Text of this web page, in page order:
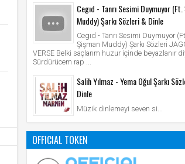
Cegıd - Tanrı Sesimi Duymuyor
Muddy) Şarkı Sözleri & Dinle
Cegıd - Tanrı Sesimi Duymuyor
Şişman Muddy) Şarkı Sözleri
VERSE Belki saçlarım huzur içinde beyazlanır
Sürdürücem rap ...
Salih Yılmaz - Yema Oğul Şarkı
Dinle
Müzik dinlemeyi seven si...
OFFICIAL TOKEN